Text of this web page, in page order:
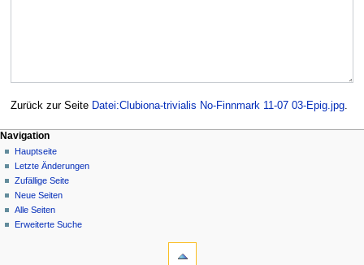
Zurück zur Seite Datei:Clubiona-trivialis No-Finnmark 11-07 03-Epig.jpg.
Navigation
Hauptseite
Letzte Änderungen
Zufällige Seite
Neue Seiten
Alle Seiten
Erweiterte Suche